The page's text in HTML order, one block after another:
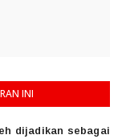
INI
dijadikan sebagai